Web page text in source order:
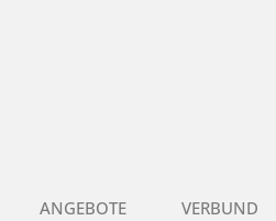
ANGEBOTE VERBUND